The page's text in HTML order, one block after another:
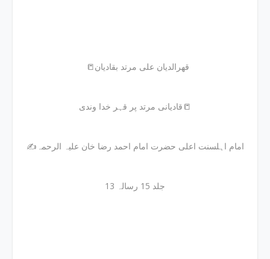
📒قهرالدیان علی مرتد بقادیان
قادیانی مرتد پر قہر خدا وندی📒
✍امام اہلسنت اعلی حضرت امام احمد رضا خان علیہ الرحمہ
جلد 15 رسالہ 13